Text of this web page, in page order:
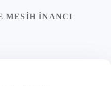
MESIH INANCI